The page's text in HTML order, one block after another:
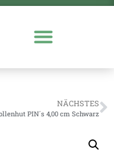
NÄCHSTES
PIN´s 4,00 cm Schwarz